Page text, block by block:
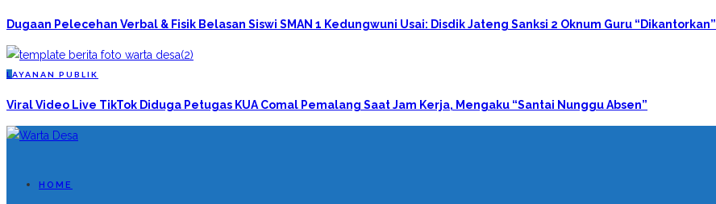
Dugaan Pelecehan Verbal & Fisik Belasan Siswi SMAN 1 Kedungwuni Usai: Disdik Jateng Sanksi 2 Oknum Guru “Dikantorkan”
L AYANAN PUBLIK
Viral Video Live TikTok Diduga Petugas KUA Comal Pemalang Saat Jam Kerja, Mengaku “Santai Nunggu Absen”
HOME